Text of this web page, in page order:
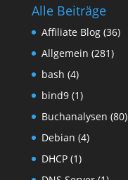
Alle Beiträge
Affiliate Blog(36)
Allgemein (281)
bash (4)
bind9(1)
Buchanalysen (80)
Debian (4)
DHCP(1)